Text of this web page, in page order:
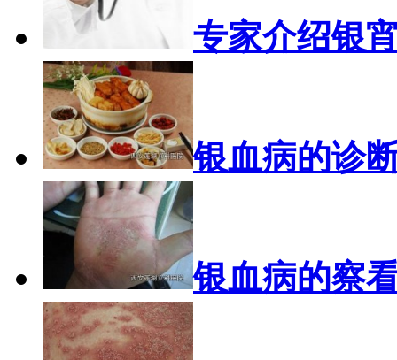
专家介绍银
银血病的诊
银血病的察